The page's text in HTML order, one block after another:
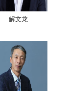
解文龙